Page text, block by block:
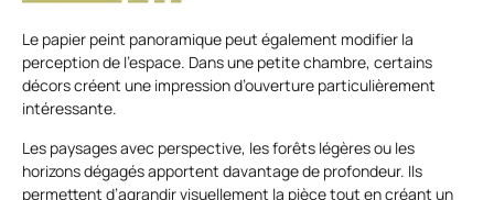
Le papier peint panoramique peut également modifier la
perception de l’espace. Dans une petite chambre, certains
décors créent une impression d’ouverture particulièrement
intéressante.
Les paysages avec perspective, les forêts légères ou les
horizons dégagés apportent davantage de profondeur. Ils
permettent d’agrandir visuellement la pièce tout en créant un